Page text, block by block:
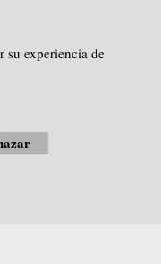
su experiencia de